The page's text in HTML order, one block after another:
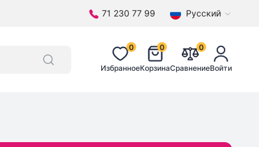
71 230 77 99 Русский
0
Избранное
0
Корзина
0
СравнениеВойти